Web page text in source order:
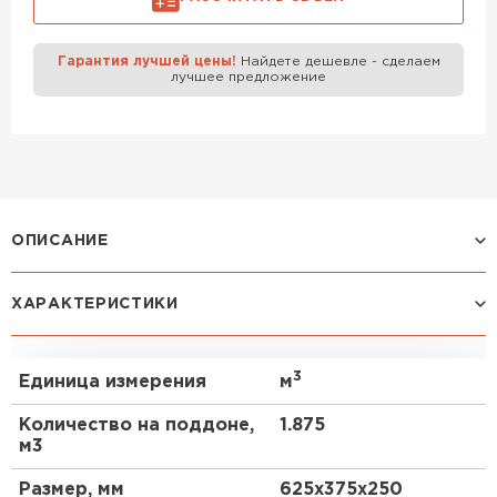
Гарантия лучшей цены! Найдете дешевле - сделаем
лучшее предложение
ОПИСАНИЕ
Газоблок D600 625х375х250 от бренда Poritep –
частных застройщиков. Этот газоблок отличается
своими уникальными характеристиками и
широким спектром применения, что делает его
незаменимым в современном строительстве.
Особенности
ХАРАКТЕРИСТИКИ
Единица измерения м3
Количество на поддоне,
м3
1.875
Размер, мм 625х375х250
Газобетон Забудова